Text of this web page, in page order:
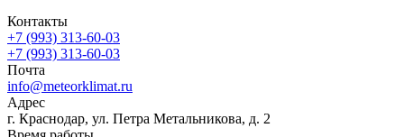
Контакты
+7 (993) 313-60-03
+7 (993) 313-60-03
Почта
info@meteorklimat.ru
Адрес
г. Краснодар, ул. Петра Метальникова, д. 2